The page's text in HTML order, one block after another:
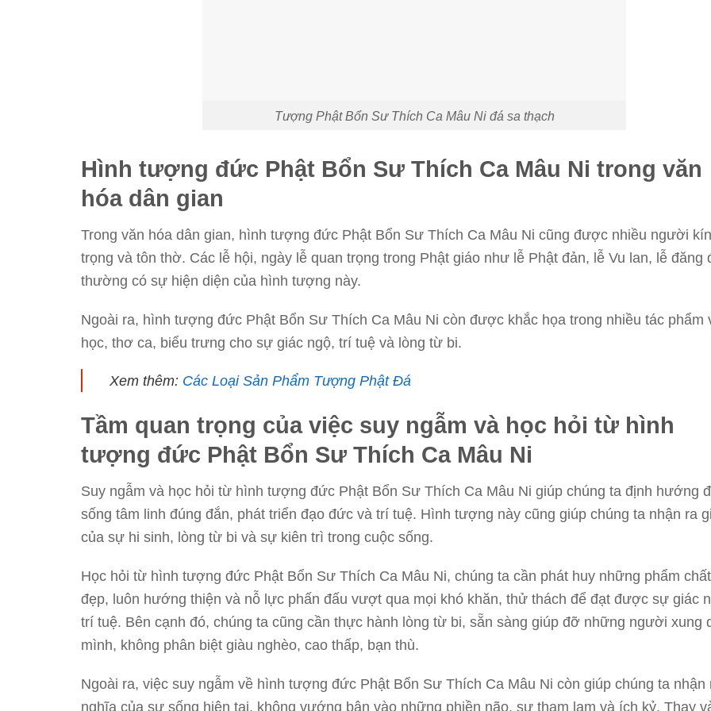
Tượng Phật Bổn Sư Thích Ca Mâu Ni đá sa thạch
Hình tượng đức Phật Bổn Sư Thích Ca Mâu Ni trong văn
hóa dân gian
Trong văn hóa dân gian, hình tượng đức Phật Bổn Sư Thích Ca Mâu Ni cũng được nhiều người
trọng và tôn thờ. Các lễ hội, ngày lễ quan trọng trong Phật giáo như lễ Phật đản, lễ Vu lan, lễ đăng
thường có sự hiện diện của hình tượng này.
Ngoài ra, hình tượng đức Phật Bổn Sư Thích Ca Mâu Ni còn được khắc họa trong nhiều tác phẩm
học, thơ ca, biểu trưng cho sự giác ngộ, trí tuệ và lòng từ bi.
Xem thêm: Các Loại Sản Phẩm Tượng Phật Đá
Tầm quan trọng của việc suy ngẫm và học hỏi từ hình
tượng đức Phật Bổn Sư Thích Ca Mâu Ni
Suy ngẫm và học hỏi từ hình tượng đức Phật Bổn Sư Thích Ca Mâu Ni giúp chúng ta định hướng
sống tâm linh đúng đắn, phát triển đạo đức và trí tuệ. Hình tượng này cũng giúp chúng ta nhận ra
của sự hi sinh, lòng từ bi và sự kiên trì trong cuộc sống.
Học hỏi từ hình tượng đức Phật Bổn Sư Thích Ca Mâu Ni, chúng ta cần phát huy những phẩm
đẹp, luôn hướng thiện và nỗ lực phấn đấu vượt qua mọi khó khăn, thử thách để đạt được sự giác
trí tuệ. Bên cạnh đó, chúng ta cũng cần thực hành lòng từ bi, sẵn sàng giúp đỡ những người xung
mình, không phân biệt giàu nghèo, cao thấp, bạn thù.
Ngoài ra, việc suy ngẫm về hình tượng đức Phật Bổn Sư Thích Ca Mâu Ni còn giúp chúng ta nhận
nghĩa của sự sống hiện tại, không vướng bận vào những phiền não, sự tham lam và ích kỷ. Thay